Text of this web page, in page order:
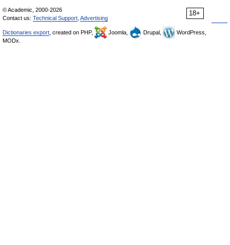
18+
© Academic, 2000-2026
Contact us: Technical Support Advertising
Dictionaries export , created on PHP, Joomla, Drupal,
WordPress,
MODx.